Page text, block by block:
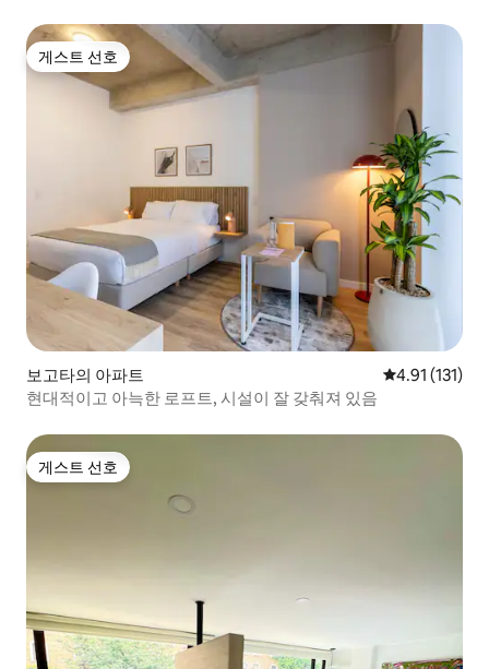
게스트 선호
게스트 선호
보고타의 아파트 평점 4.91점(5
4.91 (131)
현대적이고 아늑한 로프트, 시설이 잘 갖춰져 있음
게스트 선호
게스트 선호